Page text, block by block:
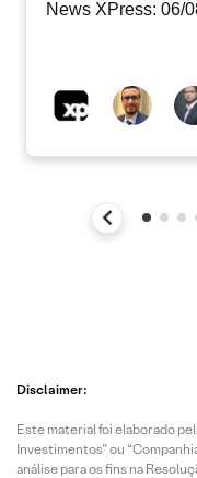
News XPress: 06/
Disclaimer:
Este material foi elaborado
Investimentos” ou
análise para os fins na